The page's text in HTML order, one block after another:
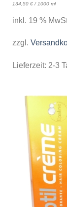
134,50 €/ 1000 ml
inkl. 19 %
zzgl.
Lieferzeit: 2-3